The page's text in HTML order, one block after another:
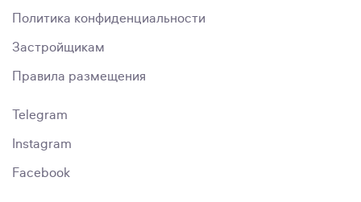
Политика конфиденциальности
Застройщикам
Правила размещения
Telegram
Instagram
Facebook